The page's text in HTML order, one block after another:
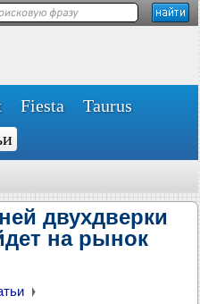
Fiesta
Taurus
двухдверки
на рынок